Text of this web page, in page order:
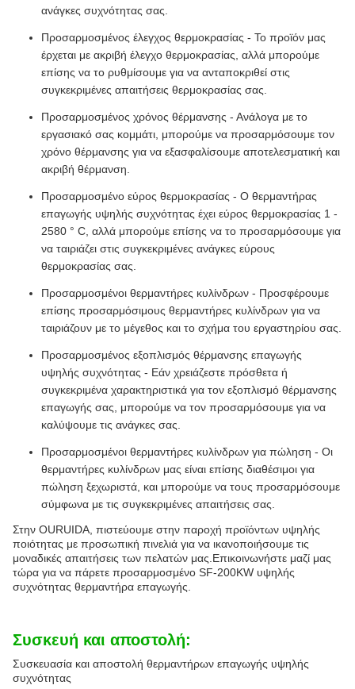
ανάγκες συχνότητας σας.
Προσαρμοσμένος έλεγχος θερμοκρασίας - Το προϊόν μας
έρχεται με ακριβή έλεγχο θερμοκρασίας, αλλά μπορούμε
επίσης να το ρυθμίσουμε για να ανταποκριθεί στις
συγκεκριμένες απαιτήσεις θερμοκρασίας σας.
Προσαρμοσμένος χρόνος θέρμανσης - Ανάλογα με το
εργασιακό σας κομμάτι, μπορούμε να προσαρμόσουμε τον
χρόνο θέρμανσης για να εξασφαλίσουμε αποτελεσματική και
ακριβή θέρμανση.
Προσαρμοσμένο εύρος θερμοκρασίας - Ο θερμαντήρας
επαγωγής υψηλής συχνότητας έχει εύρος θερμοκρασίας 1 -
2580 ° C, αλλά μπορούμε επίσης να το προσαρμόσουμε για
να ταιριάζει στις συγκεκριμένες ανάγκες εύρους
θερμοκρασίας σας.
Προσαρμοσμένοι θερμαντήρες κυλίνδρων - Προσφέρουμε
επίσης προσαρμόσιμους θερμαντήρες κυλίνδρων για να
ταιριάζουν με το μέγεθος και το σχήμα του εργαστηρίου σας.
Προσαρμοσμένος εξοπλισμός θέρμανσης επαγωγής
υψηλής συχνότητας - Εάν χρειάζεστε πρόσθετα ή
συγκεκριμένα χαρακτηριστικά για τον εξοπλισμό θέρμανσης
επαγωγής σας, μπορούμε να τον προσαρμόσουμε για να
καλύψουμε τις ανάγκες σας.
Προσαρμοσμένοι θερμαντήρες κυλίνδρων για πώληση - Οι
θερμαντήρες κυλίνδρων μας είναι επίσης διαθέσιμοι για
πώληση ξεχωριστά, και μπορούμε να τους προσαρμόσουμε
σύμφωνα με τις συγκεκριμένες απαιτήσεις σας.
Στην OURUIDA, πιστεύουμε στην παροχή προϊόντων υψηλής
ποιότητας με προσωπική πινελιά για να ικανοποιήσουμε τις
μοναδικές απαιτήσεις των πελατών μας.Επικοινωνήστε μαζί μας
τώρα για να πάρετε προσαρμοσμένο SF-200KW υψηλής
συχνότητας θερμαντήρα επαγωγής.
Συσκευή και αποστολή:
Συσκευασία και αποστολή θερμαντήρων επαγωγής υψηλής
συχνότητας